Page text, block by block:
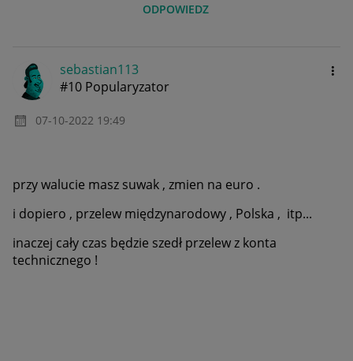
ODPOWIEDZ
sebastian113
#10 Popularyzator
‎07-10-2022 19:49
przy walucie masz suwak , zmien na euro .
i dopiero , przelew międzynarodowy , Polska , itp...
inaczej cały czas będzie szedł przelew z konta
technicznego !